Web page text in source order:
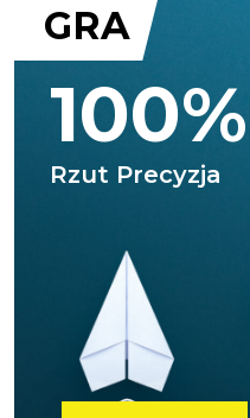
GRA
100%
Rzut Precyzja